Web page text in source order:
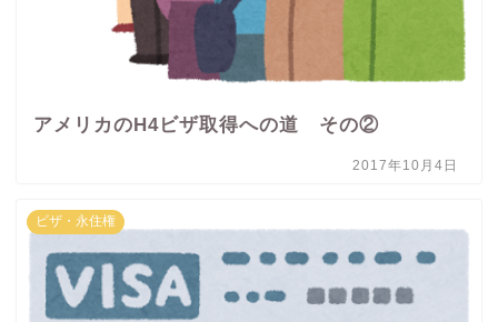
アメリカのH4ビザ取得への道 その②
2017年10月4日
ビザ・永住権